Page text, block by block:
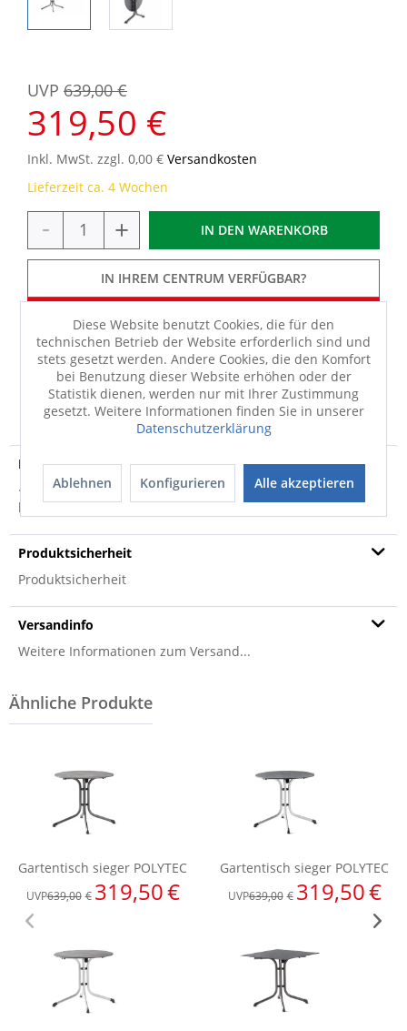
319,50 €
UVP 639,00 €
Inkl. MwSt. zzgl. 0,00 € Versandkosten
Lieferzeit ca. 4 Wochen
- + IN DEN WARENKORB
IN IHREM CENTRUM VERFÜGBAR?
Sie haben 50% Gartenmöbel-Rabatt erhalten.
FRAGEN MERKEN TEILEN
Produktdetails
· Gestell Stahlrohr eisengrau · Platte Polytec schieferfarbig ·
klappbar Bei Fragen zum...mehr
Produktsicherheit
Produktsicherheit
Versandinfo
Weitere Informationen zum Versand...
Diese Website benutzt Cookies, die für den
technischen Betrieb der Website erforderlich sind und
stets gesetzt werden. Andere Cookies, die den Komfort
bei Benutzung dieser Website erhöhen oder der
Statistik dienen, werden nur mit Ihrer Zustimmung
gesetzt. Weitere Informationen finden Sie in unserer
Datenschutzerklärung
Ablehnen Konfigurieren Alle akzeptieren